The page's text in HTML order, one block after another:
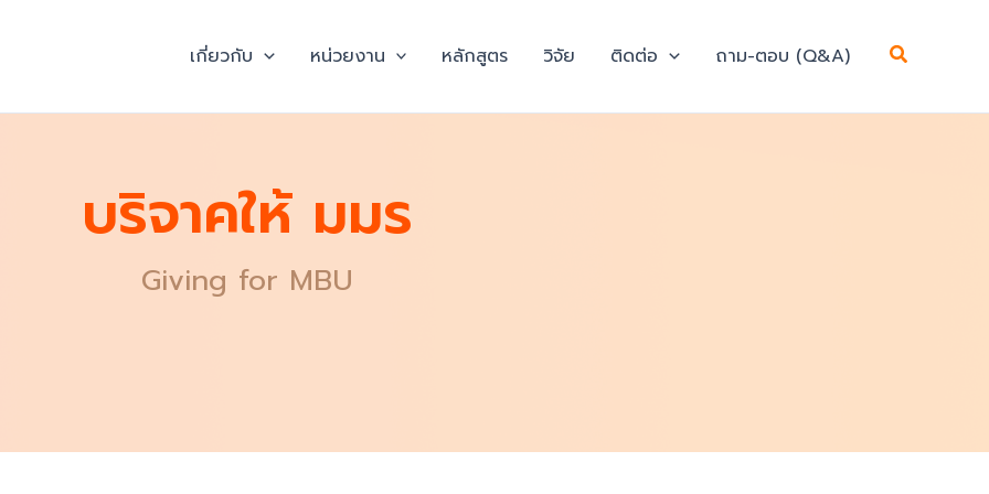
เกี่ยวกับ หน่วยงาน หลักสูตร วิจัย ติดต่อ ถาม-ตอบ (Q&A) Search
บริจาคให้ มมร
Giving for MBU